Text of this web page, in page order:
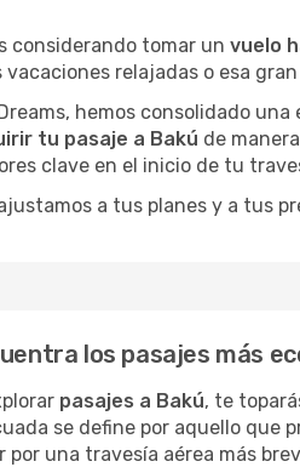
considerando tomar un vuelo
vacaciones relajadas o esa
hemos consolidado
tu pasaje a Bakú de
clave en el inicio de tu
a tus planes y a tus
los pasajes más
pasajes a Bakú, te
se define por aquello que
por una travesía aérea más